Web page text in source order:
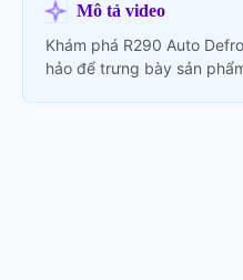
Mô tả video
Khám phá R290 Auto
hảo để trưng bày sản